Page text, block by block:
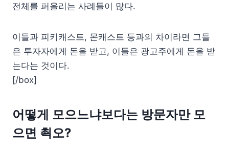
전체를 퍼올리는 사례들이 많다.
이들과 피키캐스트, 몬캐스트 등과의 차이라면 그들
은 투자자에게 돈을 받고, 이들은 광고주에게 돈을 받
는다는 것이다.
[/box]
어떻게 모으느냐보다는 방문자만 모
으면 쵝오?